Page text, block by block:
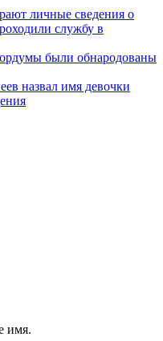
личные сведения о
службу в
были обнародованы
назвал имя девочки
имя.